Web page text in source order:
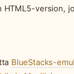
HTML5-version,
BlueStacks-